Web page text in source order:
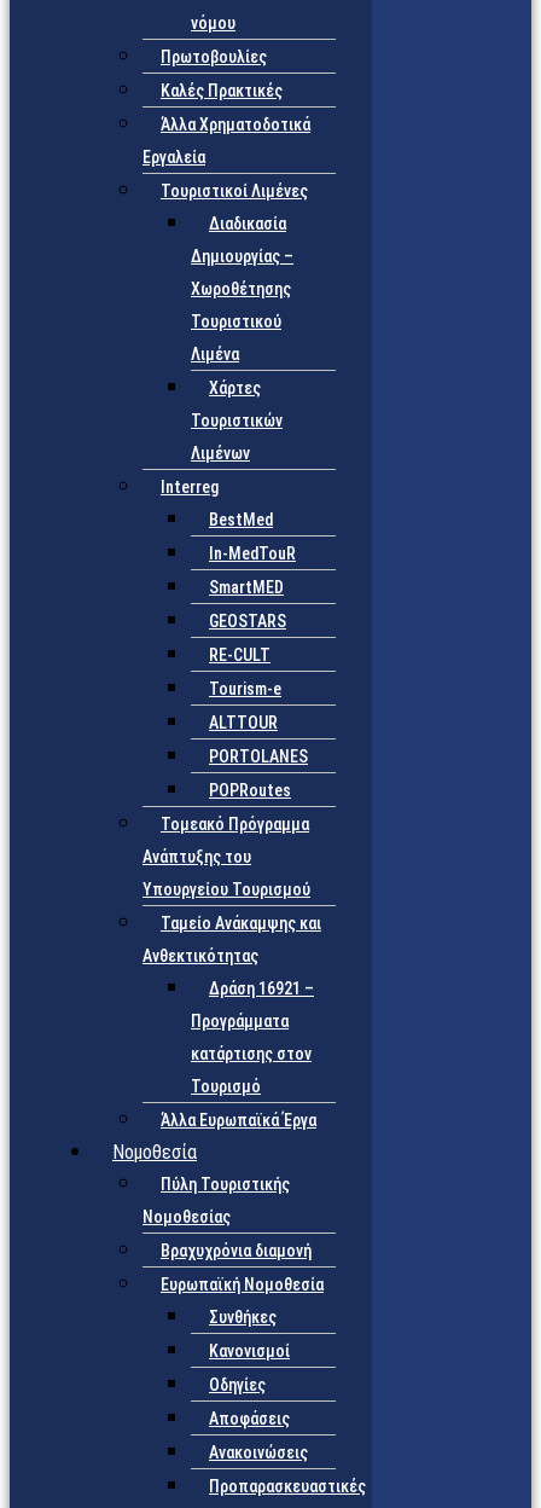
νόμου
Πρωτοβουλίες
Καλές Πρακτικές
Άλλα Χρηματοδοτικά
Εργαλεία
Τουριστικοί Λιμένες
Διαδικασία
Δημιουργίας –
Χωροθέτησης
Τουριστικού
Λιμένα
Χάρτες
Τουριστικών
Λιμένων
Interreg
BestMed
In-MedTouR
SmartMED
GEOSTARS
RE-CULT
Tourism-e
ALTTOUR
PORTOLANES
POPRoutes
Τομεακό Πρόγραμμα
Ανάπτυξης του
Υπουργείου Τουρισμού
Ταμείο Ανάκαμψης και
Ανθεκτικότητας
Δράση 16921 –
Προγράμματα
κατάρτισης στον
Τουρισμό
Άλλα Ευρωπαϊκά Έργα
Νομοθεσία
Πύλη Τουριστικής
Νομοθεσίας
Βραχυχρόνια διαμονή
Ευρωπαϊκή Νομοθεσία
Συνθήκες
Κανονισμοί
Οδηγίες
Αποφάσεις
Ανακοινώσεις
Προπαρασκευαστικές